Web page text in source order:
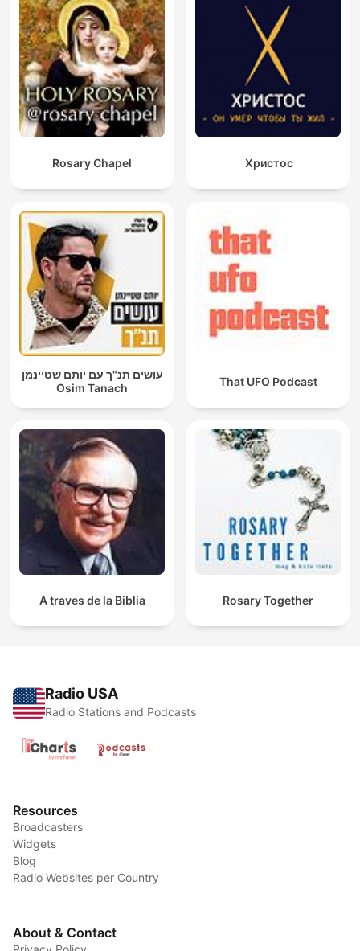
Rosary Chapel Христос
עושים תנ"ך עם יותם שטיינמן
Osim Tanach
That UFO Podcast
A traves de la Biblia Rosary Together
Radio USA
Radio Stations and Podcasts
Resources
Broadcasters
Widgets
Blog
Radio Websites per Country
About & Contact